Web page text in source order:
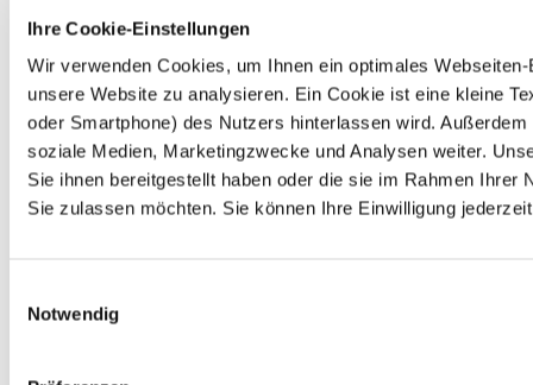
Ihre Cookie-Einstellungen
Wir verwenden Cookies, um Ihnen ein optimales
unsere Website zu analysieren. Ein Cookie ist eine kleine
oder Smartphone) des Nutzers hinterlassen wird.
soziale Medien, Marketingzwecke und Analysen weiter.
Sie ihnen bereitgestellt haben oder die sie im Rahmen
Sie zulassen möchten. Sie können Ihre Einwilligung
Notwendig